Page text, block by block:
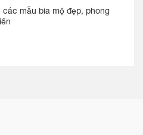
các mẫu bia mộ đẹp, phong